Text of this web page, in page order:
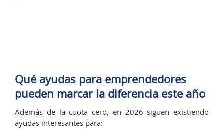
Qué ayudas para emprendedores
pueden marcar la diferencia este año
Además de la cuota cero, en 2026 siguen existiendo
ayudas interesantes para: